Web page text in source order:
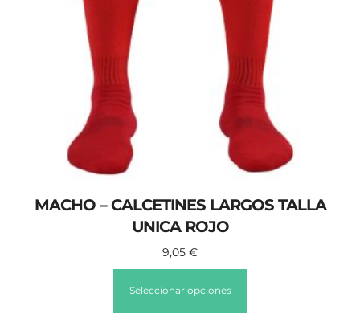
MACHO – CALCETINES LARGOS TALLA
UNICA ROJO
9,05 €
Seleccionar opciones